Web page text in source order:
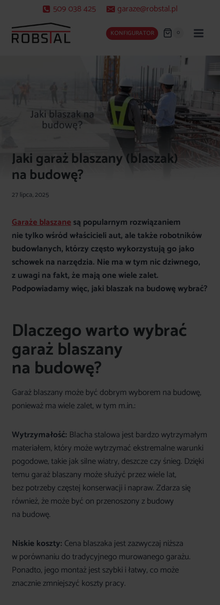
treści
509 038 425 garaze@robstal.pl
KONFIGURATOR 0
Jaki garaż blaszany (blaszak)
na budowę?
27 lipca, 2025
Garaże blaszanesą popularnym rozwiązaniem
nie tylko wśród właścicieli aut, ale także robotników
budowlanych, którzy często wykorzystują go jako
schowek na narzędzia. Nie ma w tym nic dziwnego,
z uwagi na fakt, że mają one wiele zalet.
Podpowiadamy więc, jaki blaszak na budowę wybrać?
Dlaczego warto wybrać
garaż blaszany
na budowę?
Garaż blaszany może być dobrym wyborem na budowę,
ponieważ ma wiele zalet, w tym m.in.:
Wytrzymałość: Blacha stalowa jest bardzo wytrzymałym
materiałem, który może wytrzymać ekstremalne warunki
pogodowe, takie jak silne wiatry, deszcze czy śnieg. Dzięki
temu garaż blaszany może służyć przez wiele lat,
bez potrzeby częstej konserwacji i napraw. Zdarza się
również, że może być on przenoszony z budowy
na budowę.
Niskie koszty: Cena blaszaka jest zazwyczaj niższa
w porównaniu do tradycyjnego murowanego garażu.
Ponadto, jego montaż jest szybki i łatwy, co może
znacznie zmniejszyć koszty pracy.